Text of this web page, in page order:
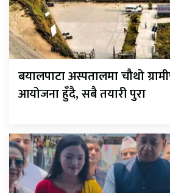
बयालपाटा अस्पतालमा चौथो
आयोजना हुँदै, सबै तयारी पुरा